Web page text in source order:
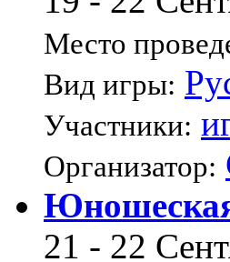
Место
Вид игры:
Участники:
Организатор:
21 - 22